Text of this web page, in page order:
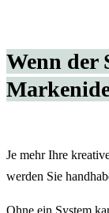
Wenn der
Je mehr Ihre
werden Sie
Ohne ein System